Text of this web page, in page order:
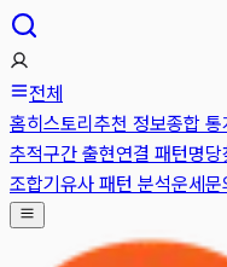
전체
홈히스토리 추천 정보종합 통
추적구간 출현연결 패턴명당
조합기유사 패턴 분석운세문